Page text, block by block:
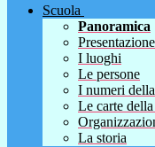
Scuola
Panoramica
Presentazione
I luoghi
Le persone
I numeri
Le carte
La storia